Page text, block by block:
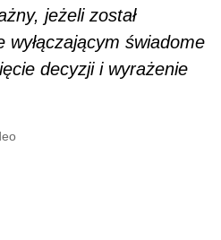
jeżeli został
świadome
decyzji i wyrażenie